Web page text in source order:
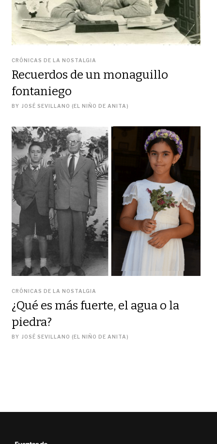
CRÓNICAS DE LA NOSTALGIA
Recuerdos de un monaguillo
fontaniego
BY JOSÉ SEVILLANO (EL NIÑO DE ANITA)
CRÓNICAS DE LA NOSTALGIA
¿Qué es más fuerte, el agua o la
piedra?
BY JOSÉ SEVILLANO (EL NIÑO DE ANITA)